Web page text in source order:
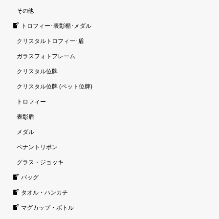
その他
トロフィー･表彰楯･メダル
クリスタルトロフィー･盾
ガラスフォトフレーム
クリスタル位牌
クリスタル位牌 (ペット位牌)
トロフィー
表彰盾
メダル
ペナントリボン
グラス・ジョッキ
バッグ
タオル・ハンカチ
マグカップ・ボトル